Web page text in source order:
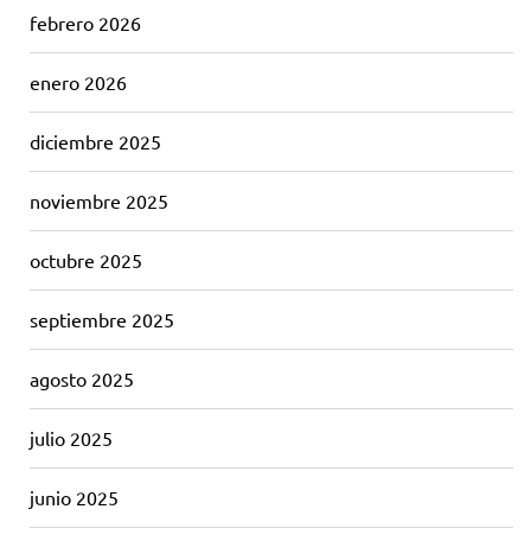
febrero 2026
enero 2026
diciembre 2025
noviembre 2025
octubre 2025
septiembre 2025
agosto 2025
julio 2025
junio 2025